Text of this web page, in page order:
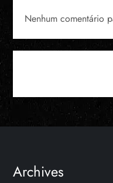
Nenhum comentário
Archives